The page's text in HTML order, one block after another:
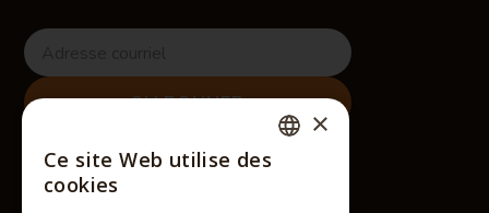
RÉSEAUX SOCIAUX
×
Ce site Web utilise des
cookies